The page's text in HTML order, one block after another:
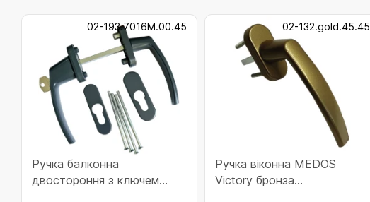
02-193.7016M.00.45
Ручка балконна
двостороння з ключем
02-132.gold.45.45
Ручка віконна MEDOS
Victory бронза